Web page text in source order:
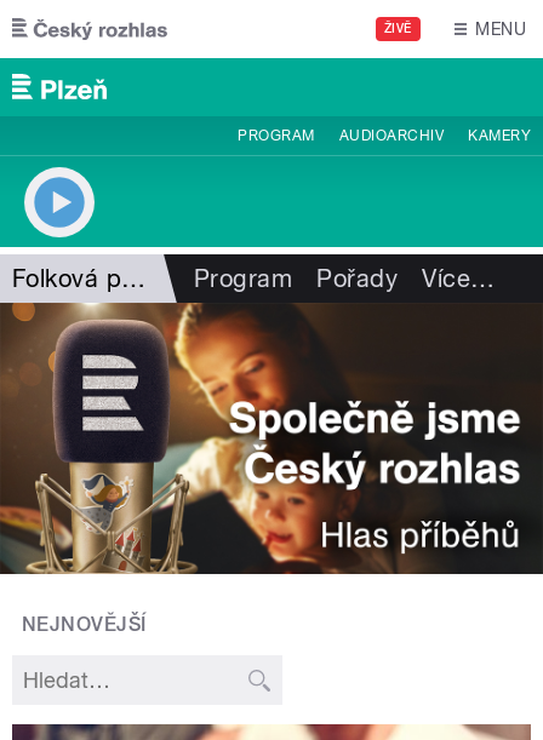
Přejít k hlavnímu obsahu
ŽIVĚ MENU
PROGRAM AUDIOARCHIV KAMERY
Folková pohlazení Program Pořady Více…
NEJNOVĚJŠÍ